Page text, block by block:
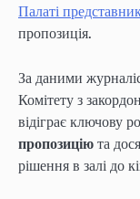
Палаті
пропозиція.
За даними
Комітету з
відіграє ключову
пропозицію та
рішення в залі до